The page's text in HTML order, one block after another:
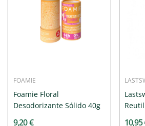
FOAMIE
Foamie Floral
Desodorizante Sólido 40g
9,20 € 10,95